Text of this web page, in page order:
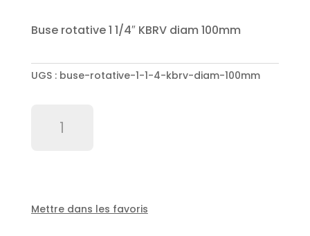
Buse rotative 1 1/4″ KBRV diam 100mm
UGS : buse-rotative-1-1-4-kbrv-diam-100mm
KBRV
Mettre dans les favoris